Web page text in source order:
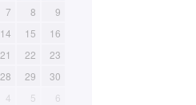
7 8
9
14 15
16
21 22
23
28 29
30
4 5 6